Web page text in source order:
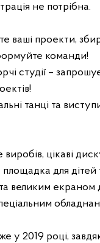
не потрібна.
ваші проекти,
команди!
студії –
танці та
цікаві
для дітей
великим екраном
у 2019 році,